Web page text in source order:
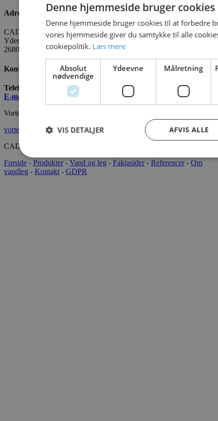
Adresse
CADO AQUA Danmark
Yderholmvej 35
2680 Solrød
Kontakt os
Telefon:
+45 7022 2628
E-mail
info@cado.dk
Vortex International
vortex-intl.com
CADOAQUA® 2022 Alle rettigheder forbeholdes.
Forside - Produkter- Vand og leg - Faktasider- Referencer- Om
vandleg - Kontakt - GDPR
Denne hjemmeside bruger cookies
Denne hjemmeside bruger cookies til at forbedre
vores hjemmeside giver du samtykke til alle
cookiepolitik. Læs mere
Absolut
nødvendige
Ydeevne Målretning
AFVIS ALLE
VIS DETALJER